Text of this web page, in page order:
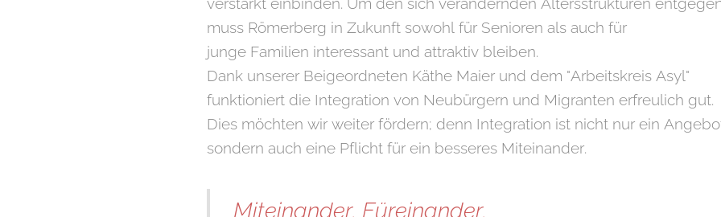
muss Römerberg in Zukunft sowohl für Senioren als auch für
junge Familien interessant und attraktiv bleiben.
Dank unserer Beigeordneten Käthe Maier und dem "Arbeitskreis Asyl"
funktioniert die Integration von Neubürgern und Migranten erfreulich gut.
Dies möchten wir weiter fördern; denn Integration ist nicht nur ein
sondern auch eine Pflicht für ein besseres Miteinander.
Miteinander. Füreinander.